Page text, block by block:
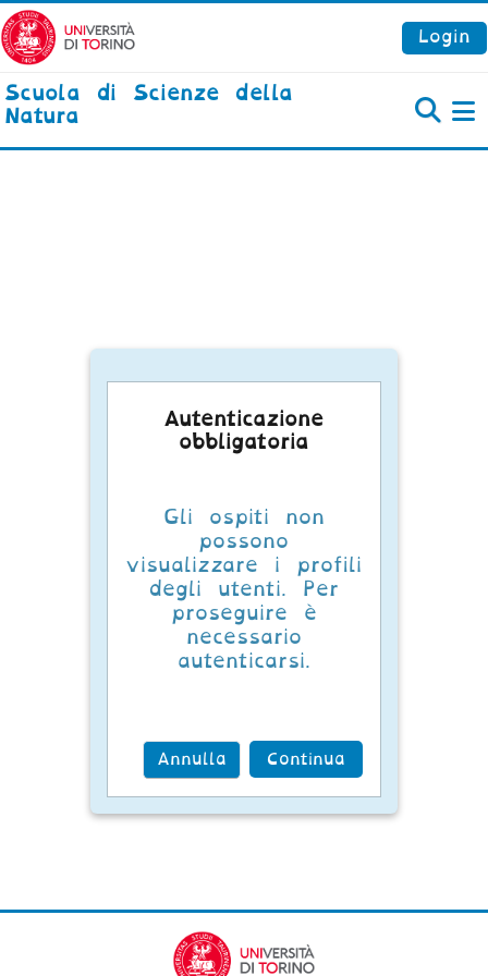
Vai al contenuto principale
Login
Scuola di Scienze della
Natura
Autenticazione
obbligatoria
Gli ospiti non
possono
visualizzare i profili
degli utenti. Per
proseguire è
necessario
autenticarsi.
Annulla Continua